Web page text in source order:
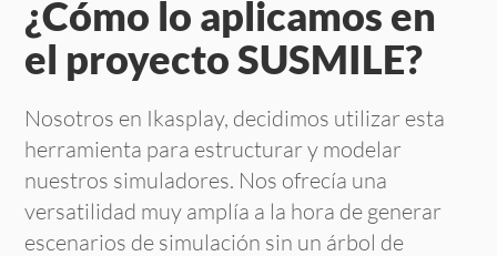
¿Cómo lo aplicamos en
el proyectoSUSMILE?
Nosotros en Ikasplay, decidimos utilizar esta
herramienta para estructurar y modelar
nuestros simuladores. Nos ofrecía una
versatilidad muy amplía a la hora de generar
escenarios de simulación sin un árbol de